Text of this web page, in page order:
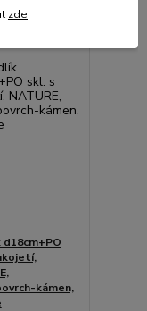
d18cm+PO
kámen,
zde.